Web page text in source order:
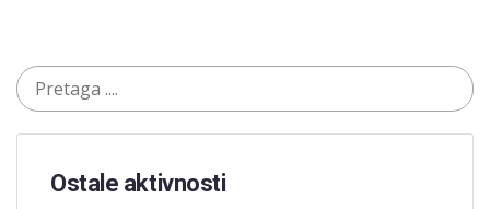
Ostale aktivnosti